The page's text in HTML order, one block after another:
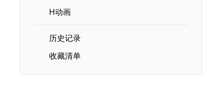
H动画
历史记录
收藏清单